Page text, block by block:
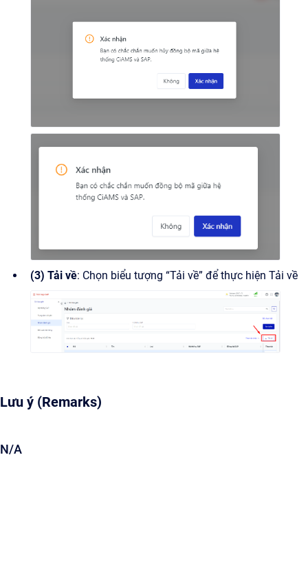
(3) Tải về: Chọn biểu tượng “Tải về” để thực hiện Tải về
Lưu ý (Remarks)
N/A